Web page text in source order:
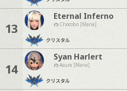
13
Eternal Inferno
Chocobo [Mana]
クリスタル
14
Syan Harlert
Asura [Mana]
クリスタル